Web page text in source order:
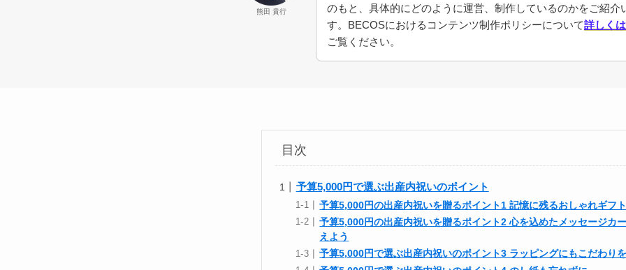
熊田 貴行
のもと、具体的にどのように運営、制作しているのかをご紹介
す。BECOSにおけるコンテンツ制作ポリシーについて詳しく
ご覧ください。
目次
予算5,000円で選ぶ出産内祝いのポイント
予算5,000円の出産内祝いを贈るポイント1 記憶に残るおしゃれギフ
予算5,000円の出産内祝いを贈るポイント2 心を込めたメッセージカ
えよう
予算5,000円で選ぶ出産内祝いのポイント3 ラッピングにもこだわり